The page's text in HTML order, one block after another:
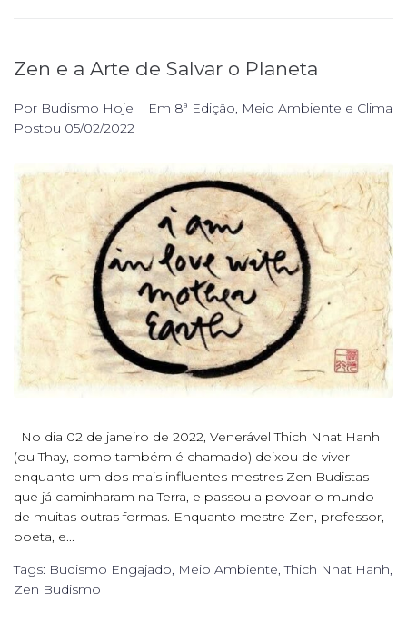
Zen e a Arte de Salvar o Planeta
Por Budismo Hoje Em 8ª Edição, Meio Ambiente e Clima
Postou 05/02/2022
No dia 02 de janeiro de 2022, Venerável Thich Nhat Hanh
(ou Thay, como também é chamado) deixou de viver
enquanto um dos mais influentes mestres Zen Budistas
que já caminharam na Terra, e passou a povoar o mundo
de muitas outras formas. Enquanto mestre Zen, professor,
poeta, e...
Tags: Budismo Engajado Meio Ambiente ,Thich Nhat Hanh
Zen Budismo